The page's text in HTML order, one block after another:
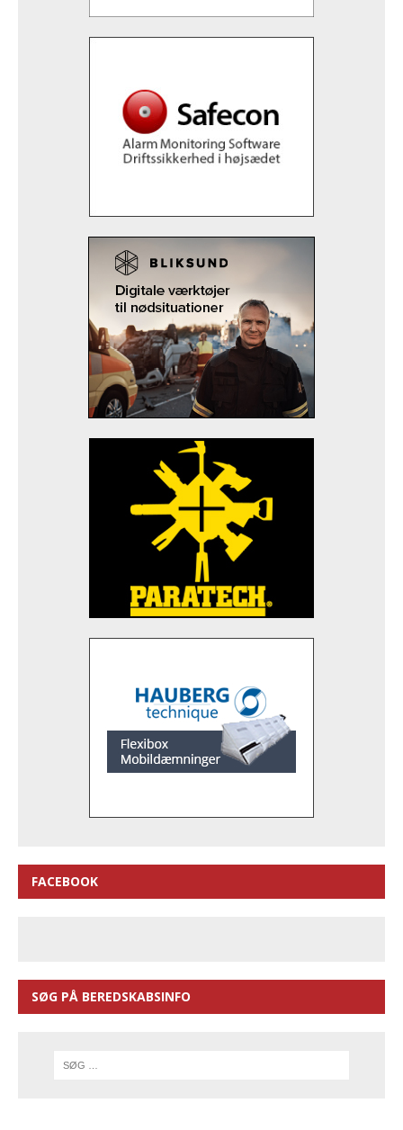
FACEBOOK
SØG PÅ BEREDSKABSINFO